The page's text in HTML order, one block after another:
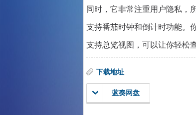
同时，它非常注重用户隐私，
支持番茄时钟和倒计时功能。
支持总览视图，可以让你轻松
下载地址
蓝奏网盘